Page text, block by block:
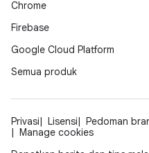
Chrome
Firebase
Google Cloud Platform
Semua produk
Privasi Lisensi Pedoman
Manage cookies